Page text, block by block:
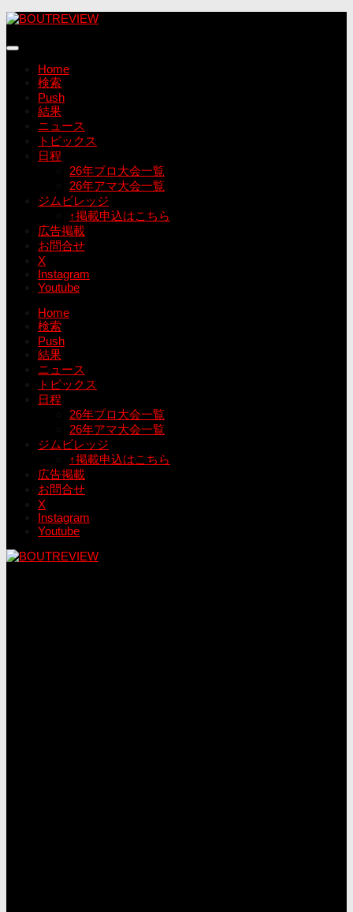
コ
テ
Home
検索
Push
結果
ニュース
トピックス
日程
26年プロ大会一覧
26年アマ大会一覧
ジムビレッジ
↑掲載申込はこちら
広告掲載
お問合せ
X
Instagram
Youtube
Home
検索
Push
結果
ニュース
トピックス
日程
26年プロ大会一覧
26年アマ大会一覧
ジムビレッジ
↑掲載申込はこちら
広告掲載
お問合せ
X
Instagram
Youtube